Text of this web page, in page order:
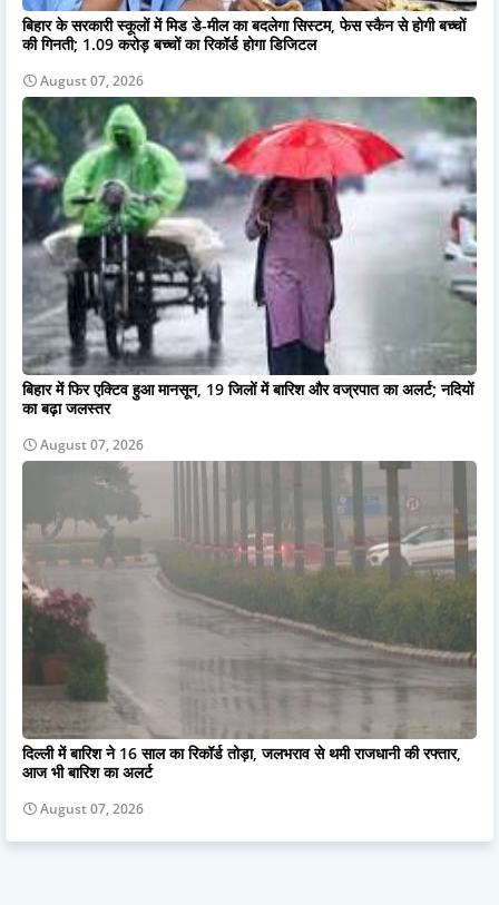
बिहार के सरकारी स्कूलों में मिड डे-मील का बदलेगा सिस्टम, फेस स्कैन से होगी बच्चों
की गिनती; 1.09 करोड़ बच्चों का रिकॉर्ड होगा डिजिटल
August 07, 2026
बिहार में फिर एक्टिव हुआ मानसून, 19 जिलों में बारिश और वज्रपात का अलर्ट; नदियों
का बढ़ा जलस्तर
August 07, 2026
दिल्ली में बारिश ने 16 साल का रिकॉर्ड तोड़ा, जलभराव से थमी राजधानी की रफ्तार,
आज भी बारिश का अलर्ट
August 07, 2026